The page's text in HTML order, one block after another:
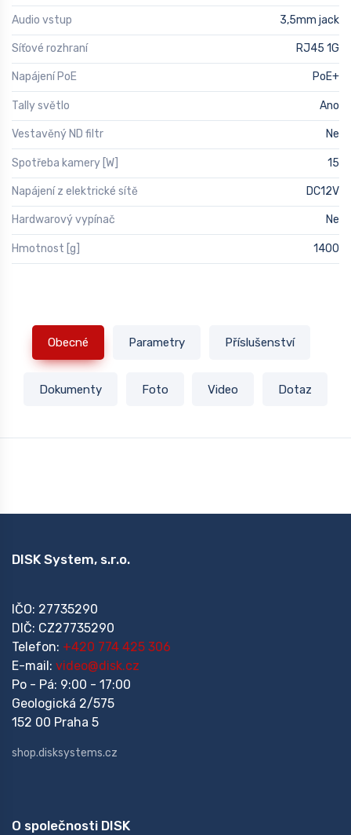
Audio vstup 3,5mm jack
Síťové rozhraní RJ45 1G
Napájení PoE PoE+
Tally světlo Ano
Vestavěný ND filtr Ne
Spotřeba kamery [W] 15
Napájení z elektrické sítě DC12V
Hardwarový vypínač Ne
Hmotnost [g] 1400
Obecné Parametry Příslušenství
Dokumenty Foto Video Dotaz
DISK System, s.r.o.
IČO: 27735290
DIČ: CZ27735290
Telefon: +420 774 425 306
E-mail: video@disk.cz
Po - Pá: 9:00 - 17:00
Geologická 2/575
152 00 Praha 5
shop.disksystems.cz
O společnosti DISK